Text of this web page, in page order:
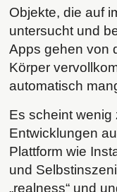
Objekte, die auf
untersucht und
Apps gehen von
Körper
automatisch
Es scheint wenig
Entwicklungen
Plattform wie
und
„realness“ und